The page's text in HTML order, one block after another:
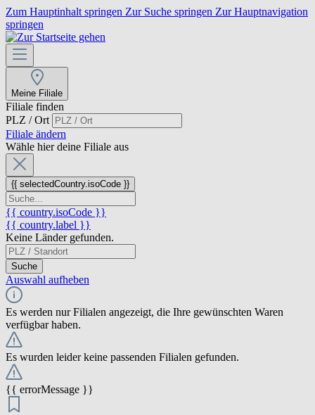
Zum Hauptinhalt springen Zur Suche springen Zur Hauptnavigation
springen
Meine Filiale
Filiale finden
PLZ / Ort
Filiale ändern
Wähle hier deine Filiale aus
{{ selectedCountry.isoCode }}
{{ country.isoCode }}
{{ country.label }}
Keine Länder gefunden.
Suche
Auswahl aufheben
Es werden nur Filialen angezeigt, die Ihre gewünschten Waren
verfügbar haben.
Es wurden leider keine passenden Filialen gefunden.
{{ errorMessage }}